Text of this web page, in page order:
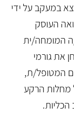
במעקב על ידי
העוסק
המומחה/ית
את גורמי
המטופל/ת,
מחלות הרקע